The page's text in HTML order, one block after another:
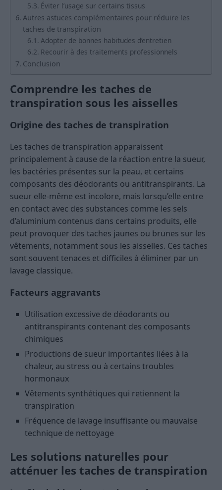
Éviter l’usage sur certains tissus
Autres astuces complémentaires pour réduire les
taches de transpiration
Adopter de bonnes habitudes d’entretien
Recourir à des traitements professionnels
Conclusion
Comprendre les taches de
transpiration sous les aisselles
Origine des taches de transpiration
Les taches de transpiration apparaissent
principalement à cause de la réaction entre la sueur,
les bactéries présentes sur la peau, et certains
composants des déodorants ou antitranspirants. La
sueur elle-même est incolore, mais lorsqu’elle entre
en contact avec des substances comme les sels
d’aluminium contenus dans certains produits, elle
peut provoquer des taches jaunes ou brunes sur les
vêtements, notamment sous les aisselles. Ces taches
sont souvent tenaces et difficiles à éliminer par un
lavage classique.
Facteurs aggravants
Utilisation excessive de déodorants ou
antitranspirants contenant des composants
chimiques
Productions de sueur importantes liées à la
chaleur, au stress ou à certains troubles
hormonaux
Vêtements synthétiques qui retiennent la
transpiration
Fréquence de lavage insuffisante ou mauvaise
technique de nettoyage
Les solutions naturelles pour
atténuer les taches de transpiration